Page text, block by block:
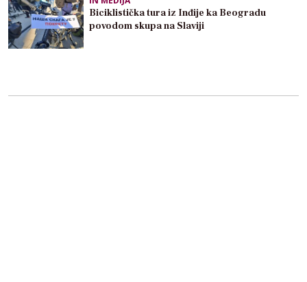
Biciklistička tura iz Inđije ka Beogradu
povodom skupa na Slaviji